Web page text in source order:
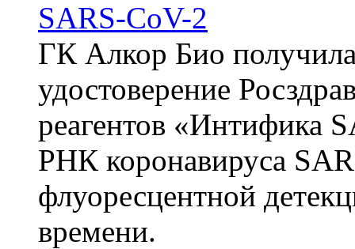
SARS-CoV-2
ГК Алкор Био
удостоверение
реагентов «Интифика
РНК коронавируса
флуоресцентной
времени.